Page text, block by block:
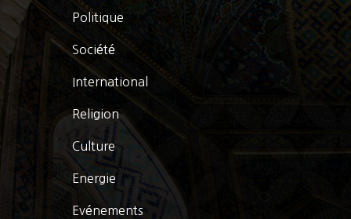
Politique
Société
International
Religion
Culture
Energie
Evénements